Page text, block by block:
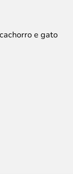
e gato